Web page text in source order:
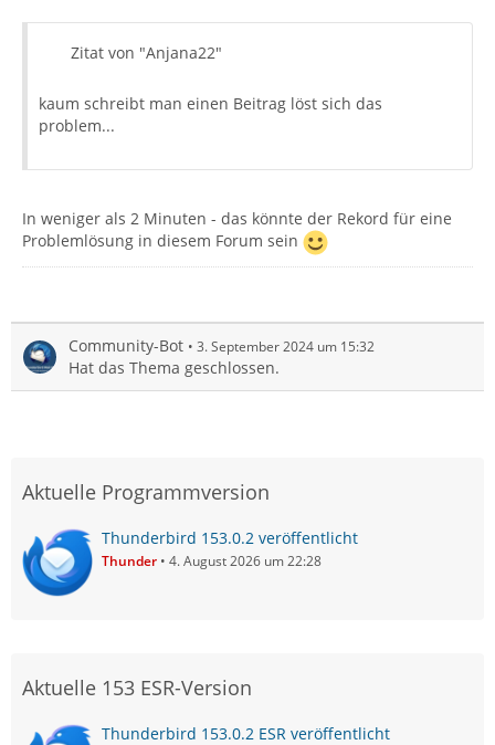
Zitat von "Anjana22"
kaum schreibt man einen Beitrag löst sich das
problem...
In weniger als 2 Minuten - das könnte der Rekord für eine
Problemlösung in diesem Forum sein
Community-Bot 3. September 2024 um 15:32
Hat das Thema geschlossen.
Aktuelle Programmversion
Thunderbird 153.0.2 veröffentlicht
Thunder 4. August 2026 um 22:28
Aktuelle 153 ESR-Version
Thunderbird 153.0.2 ESR veröffentlicht